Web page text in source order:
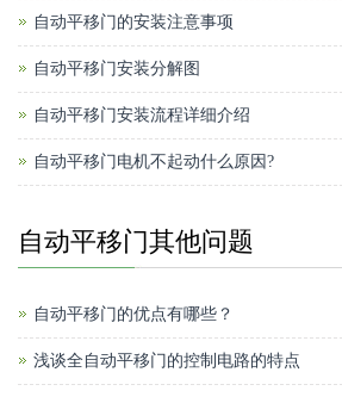
自动平移门的安装注意事项
自动平移门安装分解图
自动平移门安装流程详细介绍
自动平移门电机不起动什么原因?
自动平移门其他问题
自动平移门的优点有哪些？
浅谈全自动平移门的控制电路的特点